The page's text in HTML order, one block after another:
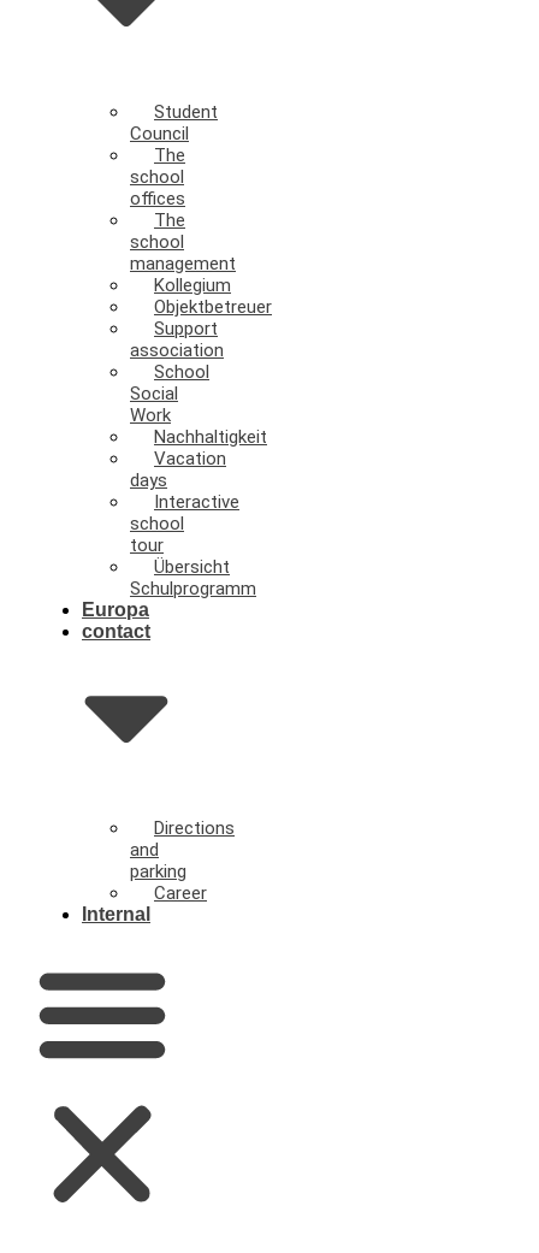
Student
Council
The
school
offices
The
school
management
Kollegium
Objektbetreuer
Support
association
School
Social
Work
Nachhaltigkeit
Vacation
days
Interactive
school
tour
Übersicht
Schulprogramm
Europa
contact
Directions
and
parking
Career
Internal